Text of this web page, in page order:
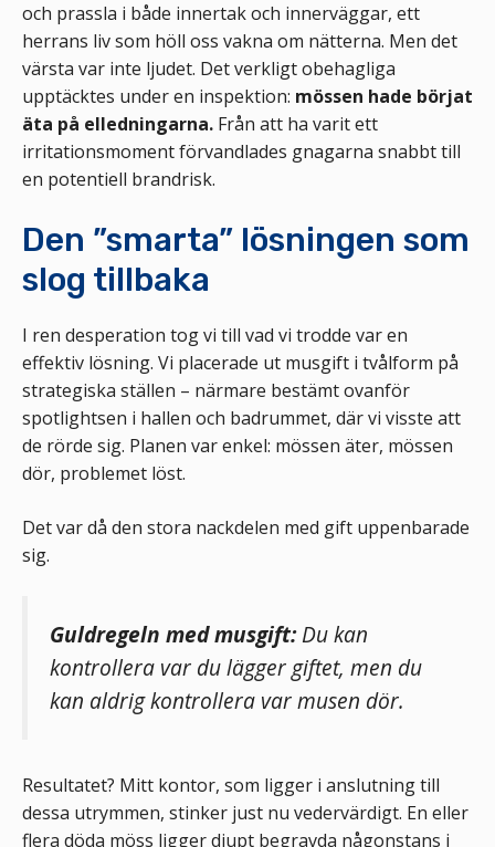
och prassla i både innertak och innerväggar, ett
herrans liv som höll oss vakna om nätterna. Men det
värsta var inte ljudet. Det verkligt obehagliga
upptäcktes under en inspektion: mössen hade börjat
äta på elledningarna. Från att ha varit ett
irritationsmoment förvandlades gnagarna snabbt till
en potentiell brandrisk.
Den ”smarta” lösningen som
slog tillbaka
I ren desperation tog vi till vad vi trodde var en
effektiv lösning. Vi placerade ut musgift i tvålform på
strategiska ställen – närmare bestämt ovanför
spotlightsen i hallen och badrummet, där vi visste att
de rörde sig. Planen var enkel: mössen äter, mössen
dör, problemet löst.
Det var då den stora nackdelen med gift uppenbarade
sig.
Guldregeln med musgift:Du kan
kontrollera var du lägger giftet, men du
kan aldrig kontrollera varmusen dör.
Resultatet? Mitt kontor, som ligger i anslutning till
dessa utrymmen, stinker just nu vedervärdigt. En eller
flera döda möss ligger djupt begravda någonstans i